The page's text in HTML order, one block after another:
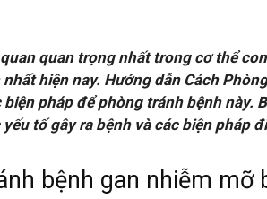
quan trọng nhất trong cơ thể
hiện nay. Hướng dẫn Cách
pháp để phòng tránh bệnh này.
tố gây ra bệnh và các biện pháp
bệnh gan nhiễm mỡ